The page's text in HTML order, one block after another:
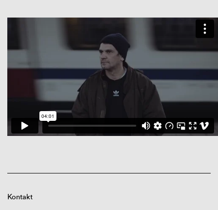
Kontakt